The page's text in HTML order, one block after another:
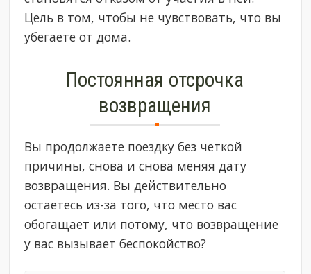
Цель в том, чтобы не чувствовать, что вы
убегаете от дома.
Постоянная отсрочка
возвращения
Вы продолжаете поездку без четкой
причины, снова и снова меняя дату
возвращения. Вы действительно
остаетесь из-за того, что место вас
обогащает или потому, что возвращение
у вас вызывает беспокойство?